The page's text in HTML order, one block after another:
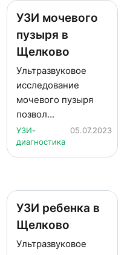
УЗИ мочевого
пузыря в
Щелково
Ультразвуковое
исследование
мочевого пузыря
позвол...
УЗИ-
диагностика
05.07.2023
УЗИ ребенка в
Щелково
Ультразвуковое